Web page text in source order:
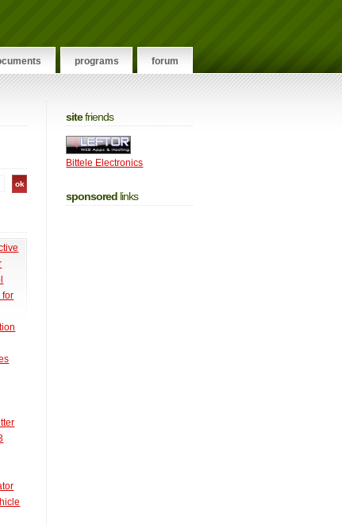
programs forum
for
sitefriends
Bittele Electronics
sponsored links